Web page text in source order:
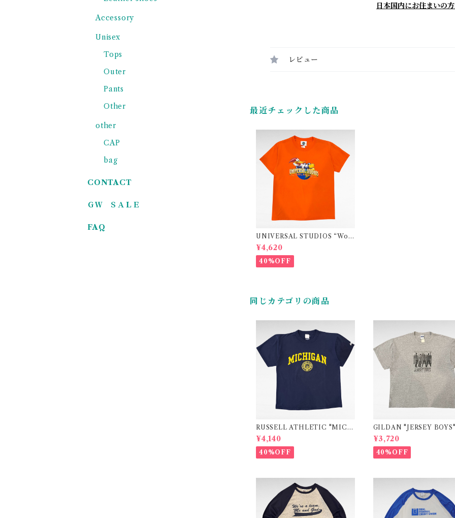
日本国内にお住まいの
レビュー
最近チェックした商品
UNIVERSAL STUDIOS “Woo
dy Woodpecker” print t-shirt
（made in U.S.A）
¥4,620
40%OFF
同じカテゴリの商品
RUSSELL ATHLETIC "MICH
IGAN" college print t-shirt
¥4,140
40%OFF
GILDAN "JERSEY
vie print t-shirt
¥3,720
40%OFF
Accessory
Unisex
Tops
Outer
Pants
Other
other
CAP
bag
CONTACT
ＧＷ ＳＡＬＥ
FAQ